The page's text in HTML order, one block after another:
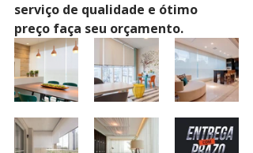
serviço de qualidade e ótimo
preço faça seu orçamento.